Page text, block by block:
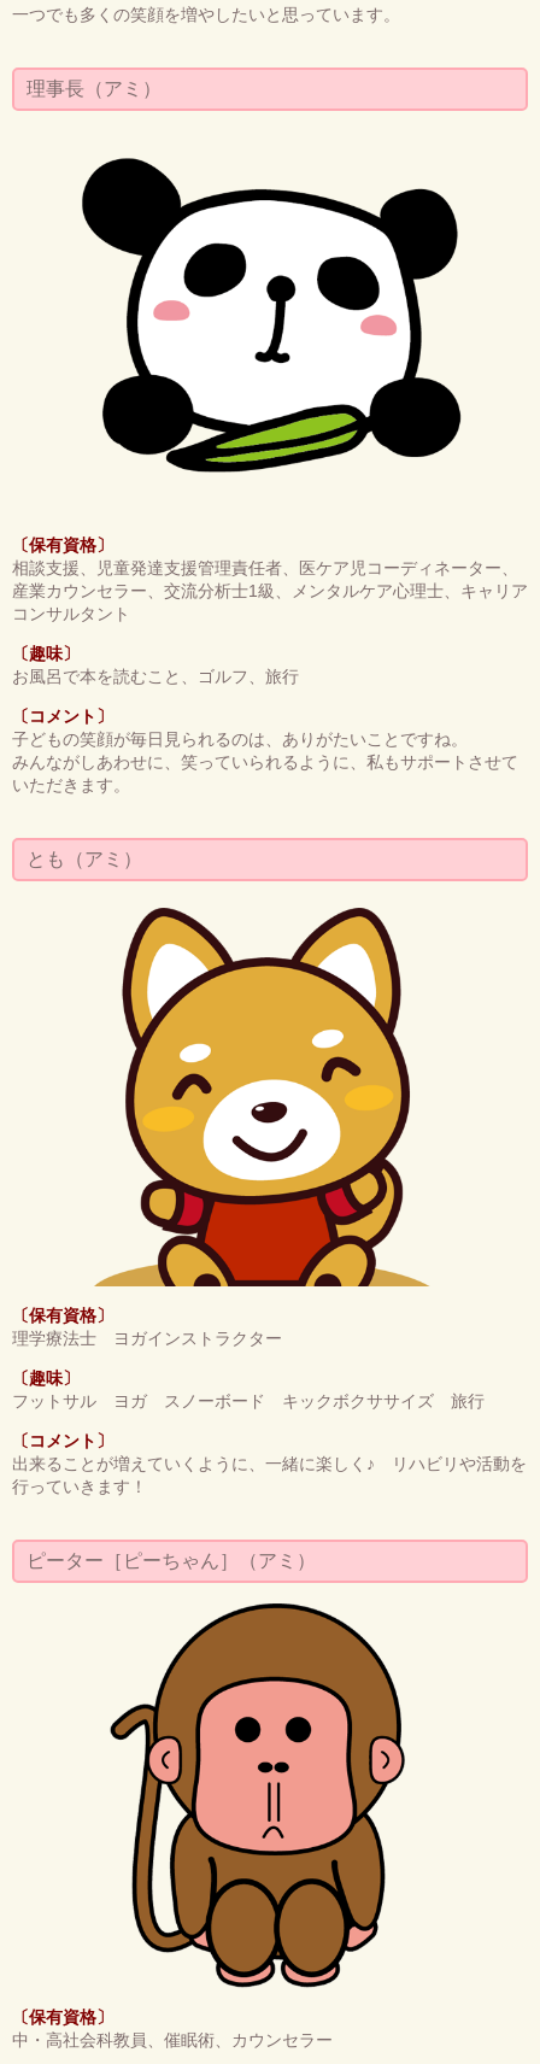
一つでも多くの笑顔を増やしたいと思っています。
理事長（アミ）
〔保有資格〕
相談支援、児童発達支援管理責任者、医ケア児コーディネーター、
産業カウンセラー、交流分析士1級、メンタルケア心理士、キャリア
コンサルタント
〔趣味〕
お風呂で本を読むこと、ゴルフ、旅行
〔コメント〕
子どもの笑顔が毎日見られるのは、ありがたいことですね。
みんながしあわせに、笑っていられるように、私もサポートさせて
いただきます。
とも（アミ）
〔保有資格〕
理学療法士 ヨガインストラクター
〔趣味〕
フットサル ヨガ スノーボード キックボクササイズ 旅行
〔コメント〕
出来ることが増えていくように、一緒に楽しく♪ リハビリや活動を
行っていきます！
ピーター［ピーちゃん］（アミ）
〔保有資格〕
中・高社会科教員、催眠術、カウンセラー